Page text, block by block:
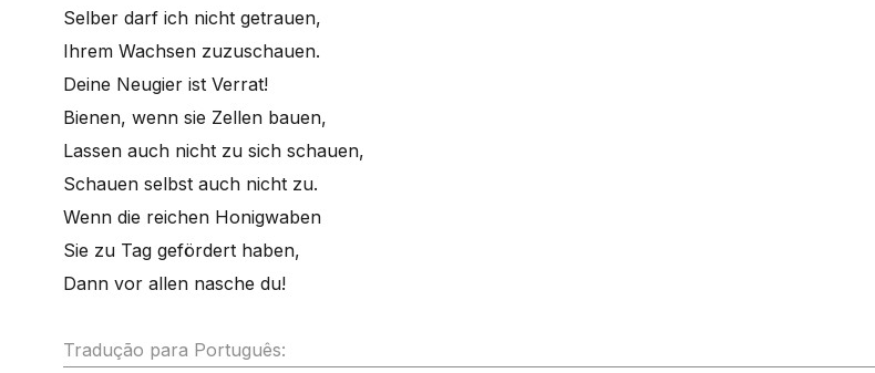
Selber darf ich nicht getrauen,
Ihrem Wachsen zuzuschauen.
Deine Neugier ist Verrat!
Bienen, wenn sie Zellen bauen,
Lassen auch nicht zu sich schauen,
Schauen selbst auch nicht zu.
Wenn die reichen Honigwaben
Sie zu Tag gefördert haben,
Dann vor allen nasche du!
Tradução para Português: